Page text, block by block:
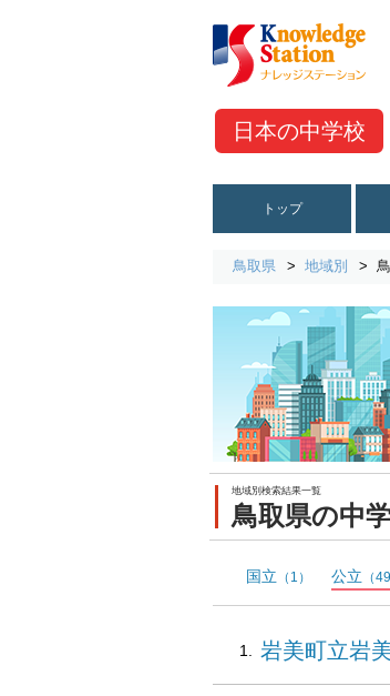
日本の中学校
トップ
鳥取県 地域別
地域別検索結果一覧
鳥取県の中
国立 （1） 公立 （
岩美町立岩